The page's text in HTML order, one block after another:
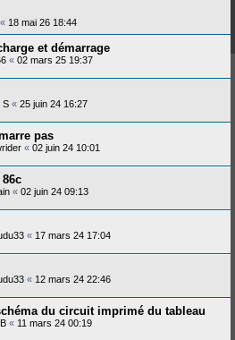
r
« 18 mai 26 18:44
et démarrage
« 02 mars 25 19:37
S « 25 juin 24 16:27
pas
« 02 juin 24 10:01
« 02 juin 24 09:13
« 17 mars 24 17:04
« 12 mars 24 22:46
du circuit imprimé du tableau
« 11 mars 24 00:19